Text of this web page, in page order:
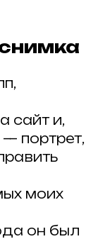
сайт и,
портрет,
моих
он был